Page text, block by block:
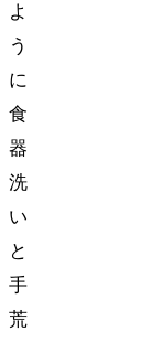
よ
う
に
食
器
洗
い
と
手
荒